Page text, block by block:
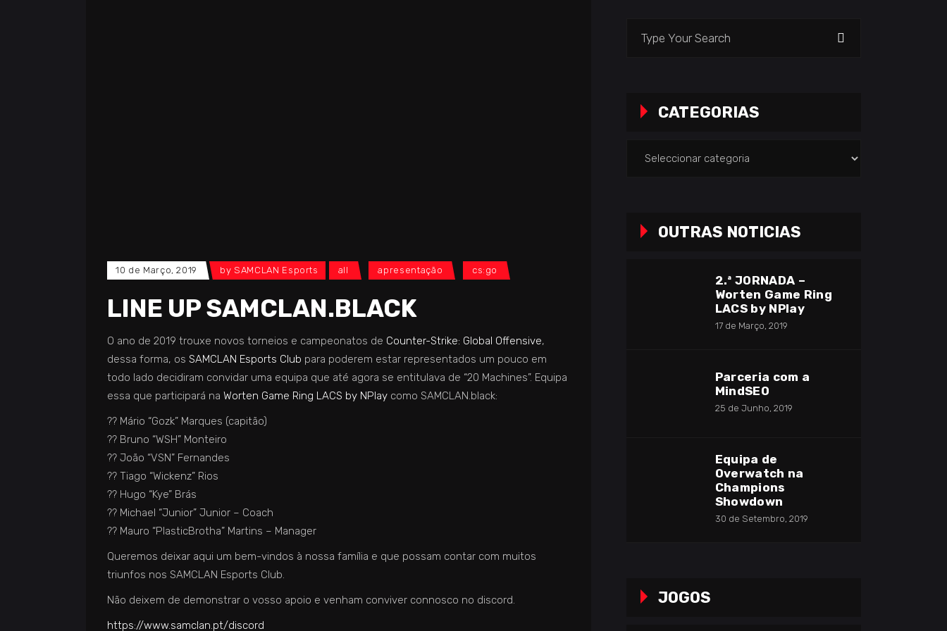
10 de Março, 2019 by SAMCLAN Esports all apresentação cs:go
LINE UP SAMCLAN.BLACK
O ano de 2019 trouxe novos torneios e campeonatos de Counter-Strike: Global Offensive,
dessa forma, os SAMCLAN Esports Club para poderem estar representados um pouco em
todo lado decidiram convidar uma equipa que até agora se entitulava de “20 Machines”. Equipa
essa que participará na Worten Game Ring LACS by NPlay como SAMCLAN.black:
?? Mário “Gozk” Marques (capitão)
?? ️Bruno “WSH” Monteiro
?? João “VSN” Fernandes
?? ️Tiago “Wickenz” Rios
?? ️Hugo “Kye” Brás
?? Michael “Junior” Junior – Coach
?? Mauro “PlasticBrotha” Martins – Manager
Queremos deixar aqui um bem-vindos à nossa família e que possam contar com muitos
triunfos nos SAMCLAN Esports Club.
Não deixem de demonstrar o vosso apoio e venham conviver connosco no discord.
https://www.samclan.pt/discord
CATEGORIAS
OUTRAS NOTICIAS
2.ª JORNADA –
Worten Game Ring
LACS by NPlay
17 de Março, 2019
Parceria com a
MindSEO
25 de Junho, 2019
Equipa de
Overwatch na
Champions
Showdown
30 de Setembro, 2019
JOGOS